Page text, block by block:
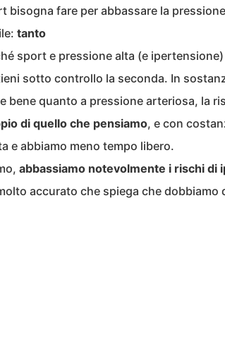
bisogna fare per abbassare la
tanto
sport e pressione alta (e
sotto controllo la seconda. In
bene quanto a pressione arteriosa, la
di quello che pensiamo, e con
e abbiamo meno tempo libero.
abbassiamo notevolmente i rischi di
accurato che spiega che dobbiamo